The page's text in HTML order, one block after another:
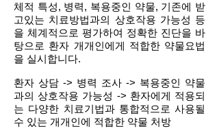
체적 특성, 병력, 복용중인 약물, 기존에 받
고있는 치료방법과의 상호작용 가능성 등
을 체계적으로 평가하여 정확한 진단을 바
탕으로 환자 개개인에게 적합한 약물요법
을 실시합니다.
환자 상담 -> 병력 조사 -> 복용중인 약물
과의 상호작용 가능성 -> 환자에게 적용되
는 다양한 치료기법과 통합적으로 사용될
수 있는 개개인에 적합한 약물 처방